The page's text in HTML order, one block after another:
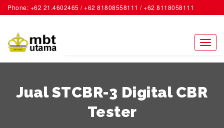
Phone: +62 21.4602465 / +62 81808558111 / +62 8118058111
ACCOUNT
Jual STCBR-3 Digital CBR
Tester